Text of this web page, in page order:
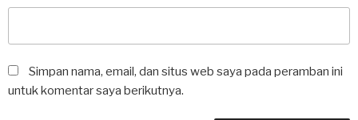
Simpan nama, email, dan situs web saya pada peramban ini
untuk komentar saya berikutnya.